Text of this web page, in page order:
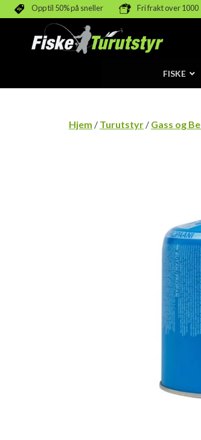
Opp til 50% på sneller Fri frakt over 1000
FISKE
Hjem / Turutstyr / Gass og